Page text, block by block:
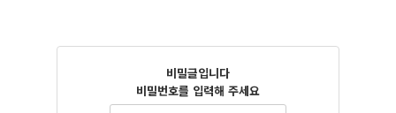
비밀글입니다
비밀번호를 입력해 주세요